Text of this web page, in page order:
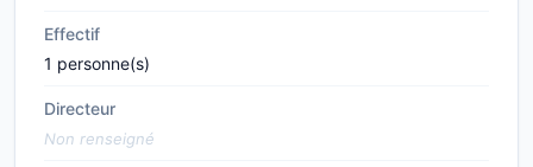
Effectif
1 personne(s)
Directeur
Non renseigné